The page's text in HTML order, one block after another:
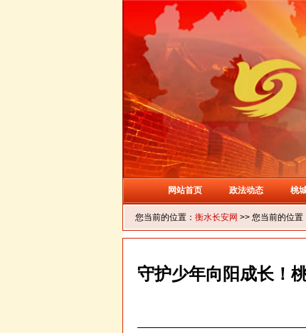
网站首页 政法动态 桃
您当前的位置： 衡水长安网 >> 您当前的位置
守护少年向阳成长！